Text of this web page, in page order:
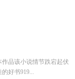
品该小说情节跌宕起伏
好书919...